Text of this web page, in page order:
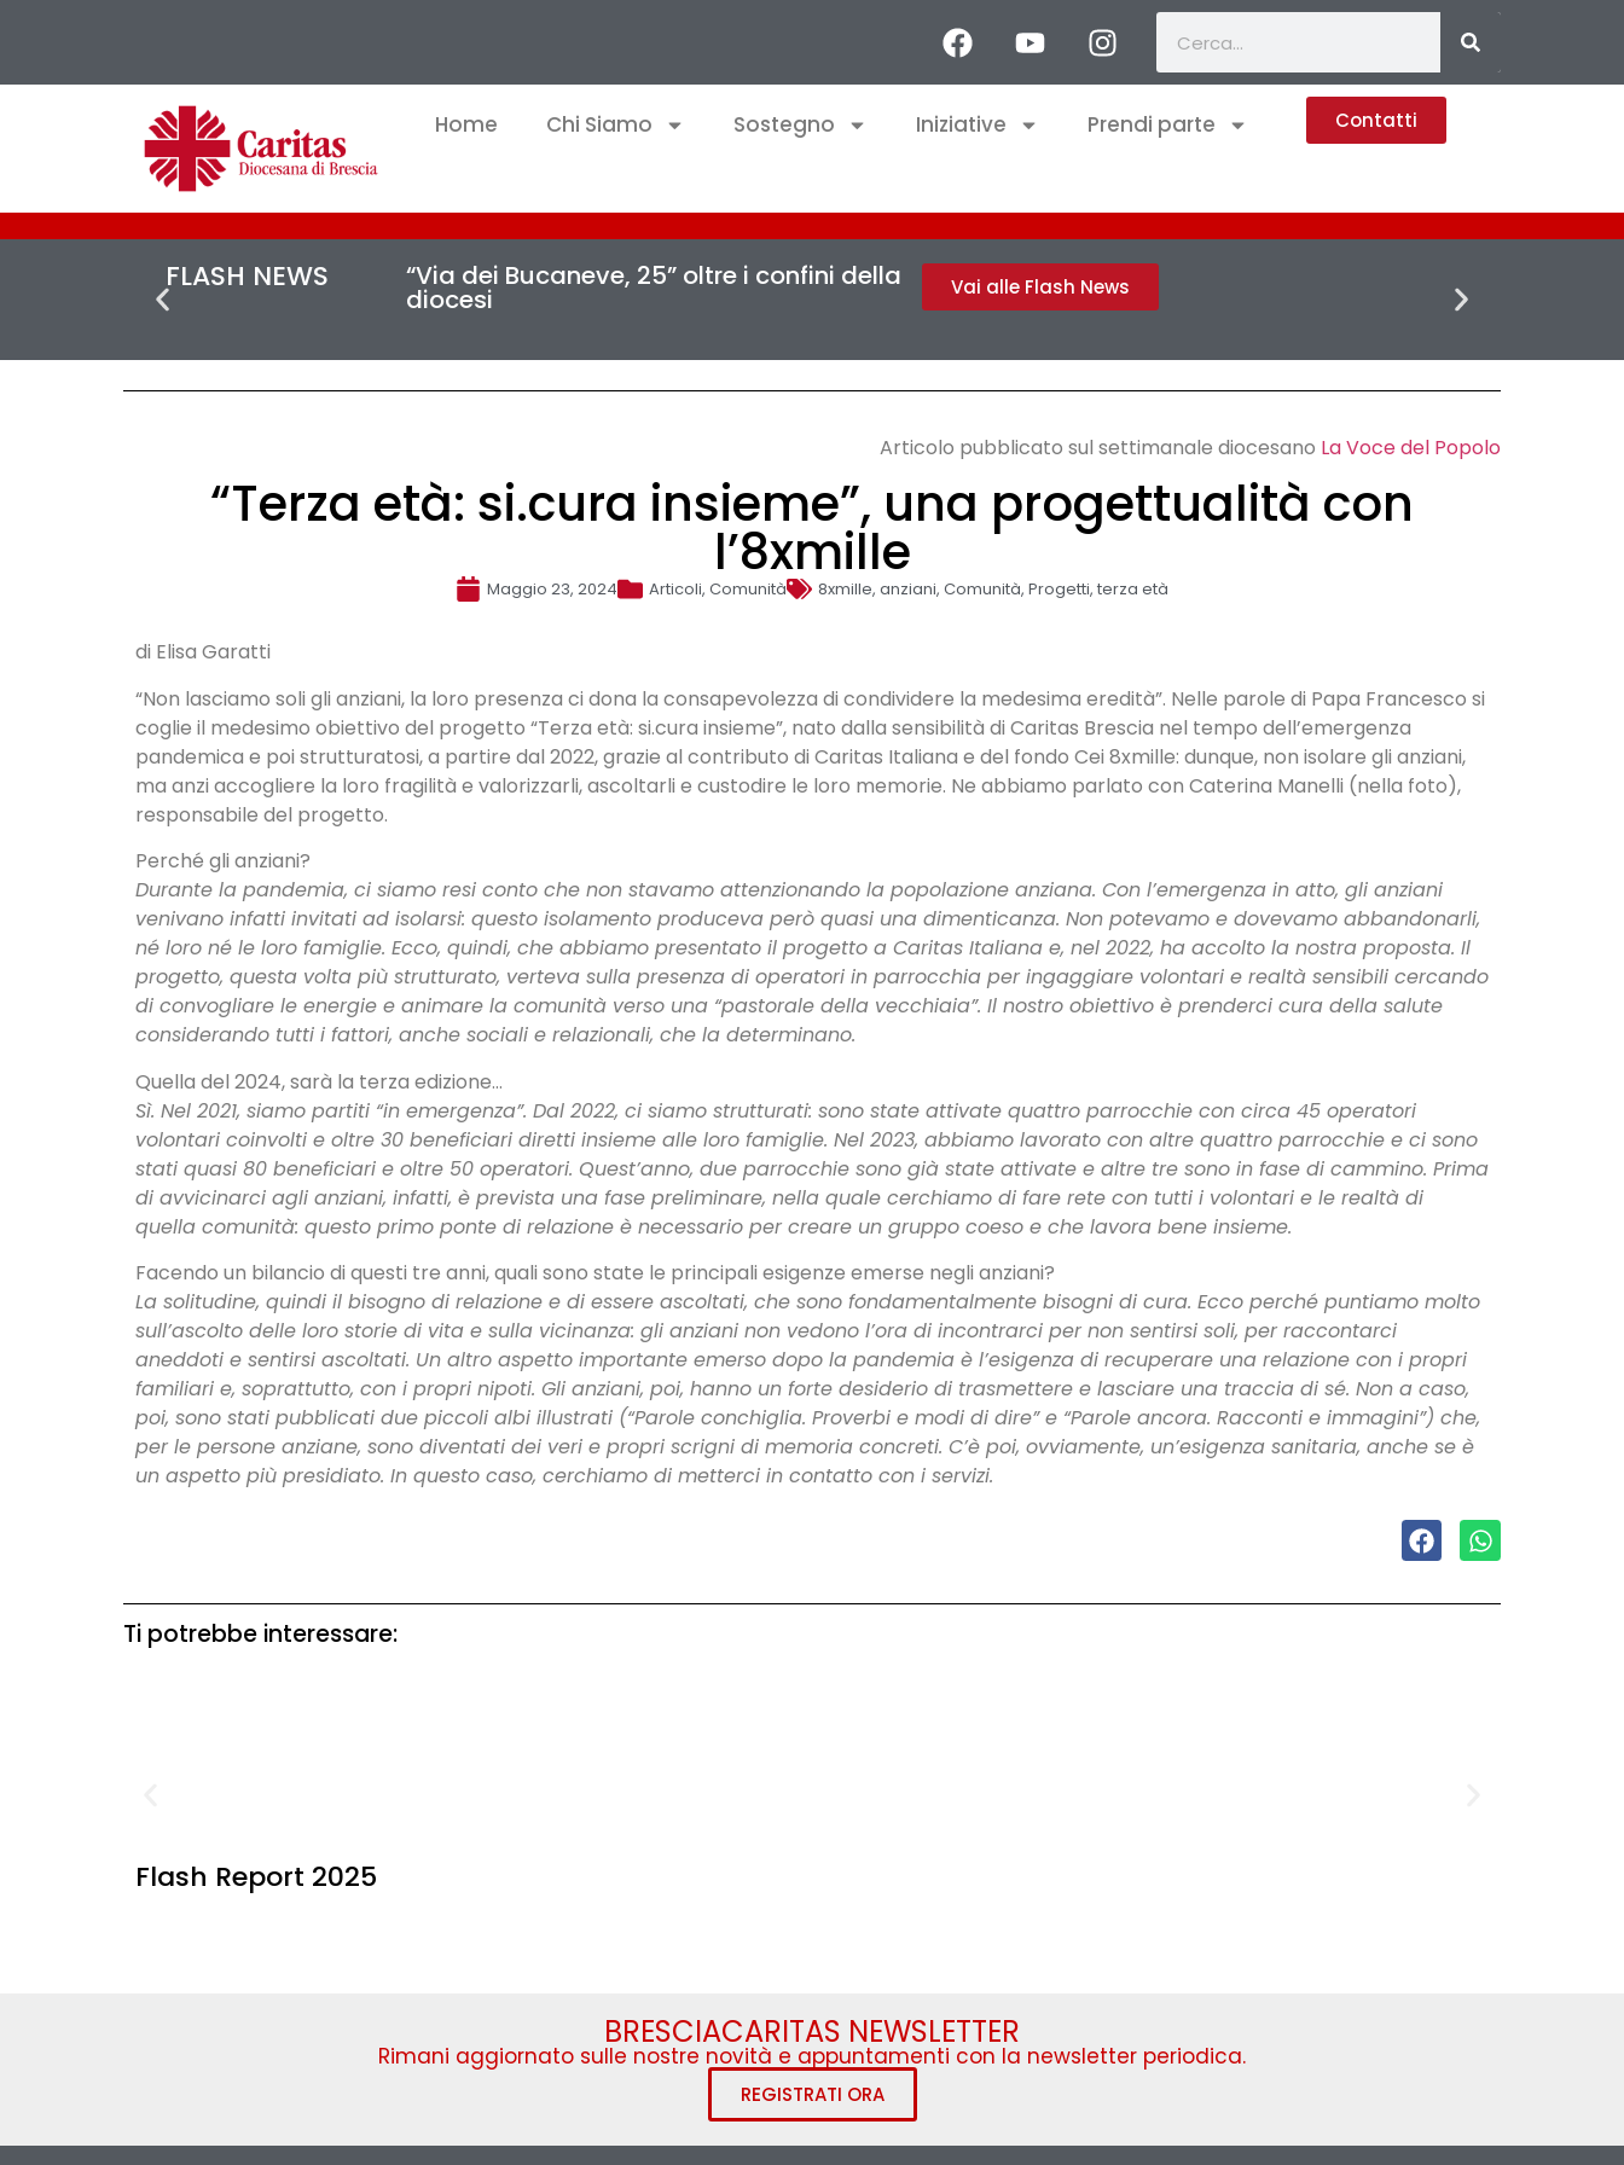
Home Chi Siamo Sostegno Iniziative Prendi parte Contatti
FLASH NEWS “Via dei Bucaneve, 25” oltre i confini della
diocesi Vai alle Flash News
Articolo pubblicato sul settimanale diocesano La Voce del Popolo
“Terza età: si.cura insieme”, una progettualità con
l’8xmille
Maggio 23, 2024 Articoli, Comunità 8xmille, anziani, Comunità, Progetti, terza età
di Elisa Garatti
“Non lasciamo soli gli anziani, la loro presenza ci dona la consapevolezza di condividere la medesima eredità”. Nelle parole di Papa Francesco si
coglie il medesimo obiettivo del progetto “Terza età: si.cura insieme”, nato dalla sensibilità di Caritas Brescia nel tempo dell’emergenza
pandemica e poi strutturatosi, a partire dal 2022, grazie al contributo di Caritas Italiana e del fondo Cei 8xmille: dunque, non isolare gli anziani,
ma anzi accogliere la loro fragilità e valorizzarli, ascoltarli e custodire le loro memorie. Ne abbiamo parlato con Caterina Manelli (nella foto),
responsabile del progetto.
Perché gli anziani?
Durante la pandemia, ci siamo resi conto che non stavamo attenzionando la popolazione anziana. Con l’emergenza in atto, gli anziani
venivano infatti invitati ad isolarsi: questo isolamento produceva però quasi una dimenticanza. Non potevamo e dovevamo abbandonarli,
né loro né le loro famiglie. Ecco, quindi, che abbiamo presentato il progetto a Caritas Italiana e, nel 2022, ha accolto la nostra proposta. Il
progetto, questa volta più strutturato, verteva sulla presenza di operatori in parrocchia per ingaggiare volontari e realtà sensibili cercando
di convogliare le energie e animare la comunità verso una “pastorale della vecchiaia”. Il nostro obiettivo è prenderci cura della salute
considerando tutti i fattori, anche sociali e relazionali, che la determinano.
Quella del 2024, sarà la terza edizione…
Sì. Nel 2021, siamo partiti “in emergenza”. Dal 2022, ci siamo strutturati: sono state attivate quattro parrocchie con circa 45 operatori
volontari coinvolti e oltre 30 beneficiari diretti insieme alle loro famiglie. Nel 2023, abbiamo lavorato con altre quattro parrocchie e ci sono
stati quasi 80 beneficiari e oltre 50 operatori. Quest’anno, due parrocchie sono già state attivate e altre tre sono in fase di cammino. Prima
di avvicinarci agli anziani, infatti, è prevista una fase preliminare, nella quale cerchiamo di fare rete con tutti i volontari e le realtà di
quella comunità: questo primo ponte di relazione è necessario per creare un gruppo coeso e che lavora bene insieme.
Facendo un bilancio di questi tre anni, quali sono state le principali esigenze emerse negli anziani?
La solitudine, quindi il bisogno di relazione e di essere ascoltati, che sono fondamentalmente bisogni di cura. Ecco perché puntiamo molto
sull’ascolto delle loro storie di vita e sulla vicinanza: gli anziani non vedono l’ora di incontrarci per non sentirsi soli, per raccontarci
aneddoti e sentirsi ascoltati. Un altro aspetto importante emerso dopo la pandemia è l’esigenza di recuperare una relazione con i propri
familiari e, soprattutto, con i propri nipoti. Gli anziani, poi, hanno un forte desiderio di trasmettere e lasciare una traccia di sé. Non a caso,
poi, sono stati pubblicati due piccoli albi illustrati (“Parole conchiglia. Proverbi e modi di dire” e “Parole ancora. Racconti e immagini”) che,
per le persone anziane, sono diventati dei veri e propri scrigni di memoria concreti. C’è poi, ovviamente, un’esigenza sanitaria, anche se è
un aspetto più presidiato. In questo caso, cerchiamo di metterci in contatto con i servizi.
Ti potrebbe interessare:
Flash Report 2025
BRESCIACARITAS NEWSLETTER
Rimani aggiornato sulle nostre novità e appuntamenti con la newsletter periodica.
REGISTRATI ORA